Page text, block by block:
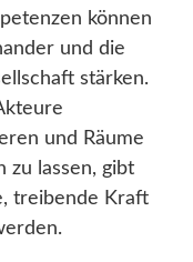
können
und die
stärken.
und Räume
zu lassen, gibt
treibende Kraft